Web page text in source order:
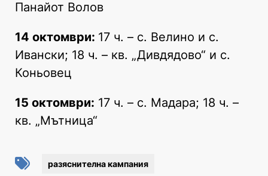
Панайот Волов
14 октомври: 17 ч. – с. Велино и с.
Ивански; 18 ч. – кв. „Дивдядово“ и с.
Коньовец
15 октомври: 17 ч. – с. Мадара; 18 ч. –
кв. „Мътница“
разяснителна кампания